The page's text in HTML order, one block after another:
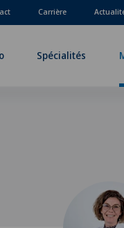
Carrière
Spécialités